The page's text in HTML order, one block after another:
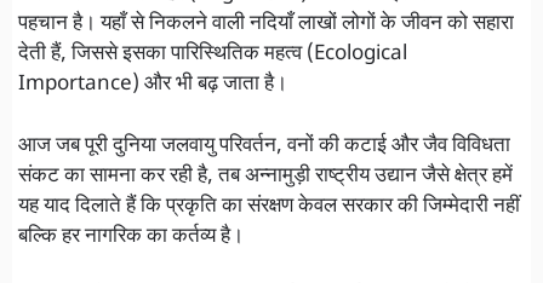
पहचान है। यहाँ से निकलने वाली नदियाँ लाखों लोगों के जीवन को सहारा
देती हैं, जिससे इसका पारिस्थितिक महत्व (Ecological
Importance) और भी बढ़ जाता है।
आज जब पूरी दुनिया जलवायु परिवर्तन, वनों की कटाई और जैव विविधता
संकट का सामना कर रही है, तब अन्नामुड़ी राष्ट्रीय उद्यान जैसे क्षेत्र हमें
यह याद दिलाते हैं कि प्रकृति का संरक्षण केवल सरकार की जिम्मेदारी नहीं
बल्कि हर नागरिक का कर्तव्य है।